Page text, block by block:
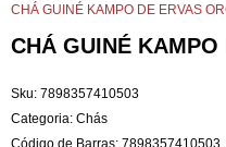
CHÁ GUINÉ KAMPO DE ERVAS
CHÁ GUINÉ KAMPO
Sku: 7898357410503
Categoria: Chás
Código de Barras: 7898357410503